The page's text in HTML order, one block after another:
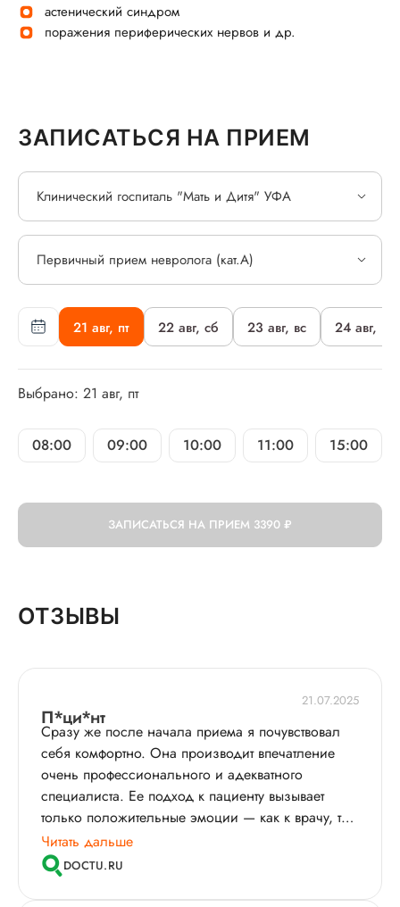
астенический синдром
поражения периферических нервов и др.
ЗАПИСАТЬСЯ НА ПРИЕМ
21 авг, пт 22 авг, сб 23 авг, вс 24 авг, пн
Выбрано: 21 авг, пт
08:00 09:00 10:00 11:00 15:00
Клинический госпиталь "Мать и Дитя" УФА
Первичный прием невролога (кат.А)
ЗАПИСАТЬСЯ НА ПРИЕМ 3390 ₽
ОТЗЫВЫ
21.07.2025
П*ци*нт
Сразу же после начала приема я почувствовал
себя комфортно. Она производит впечатление
очень профессионального и адекватного
специалиста. Ее подход к пациенту вызывает
только положительные эмоции — как к врачу, так
и как к человеку.
Читать дальше
DOCTU.RU